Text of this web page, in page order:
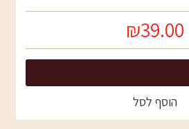
₪39.00
הוסף לסל